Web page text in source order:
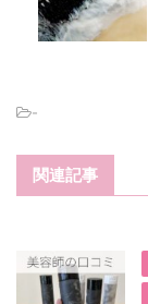
-
関連記事